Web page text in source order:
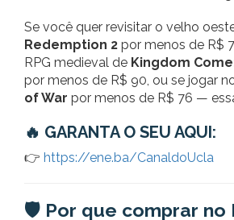
Se você quer revisitar o velho
Redemption 2 por menos de R$
RPG medieval de Kingdom
por menos de R$ 90, ou se jogar
of War por menos de R$ 76 —
🔥 GARANTA O SEU AQUI:
👉 https://ene.ba/CanaldoUcla
🛡️ Por que comprar no